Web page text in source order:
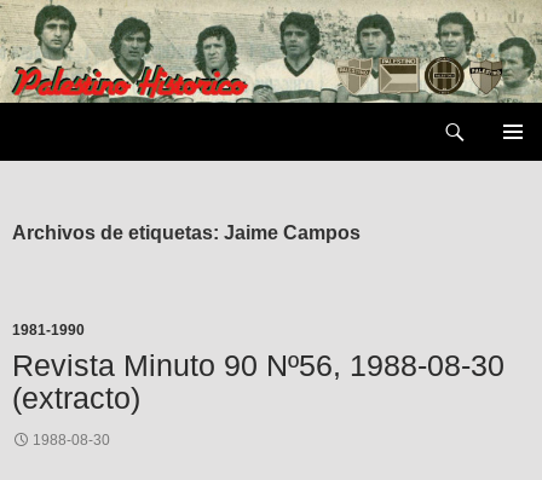
Saltar
al
contenido
Archivos de etiquetas: Jaime Campos
1981-1990
Revista Minuto 90 Nº56, 1988-08-30
(extracto)
1988-08-30